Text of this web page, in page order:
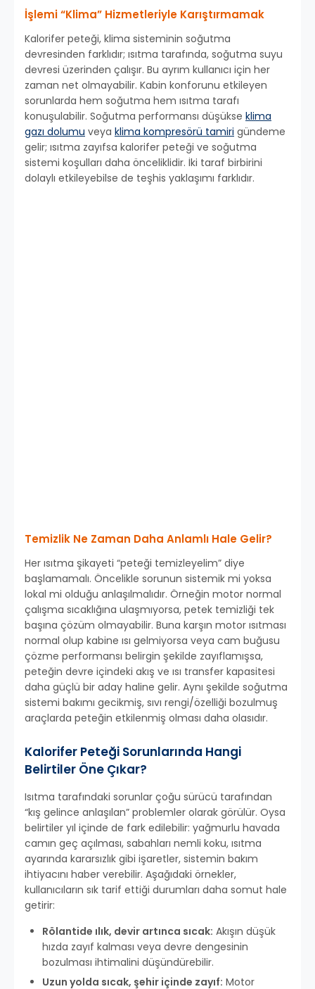
İşlemi “Klima” Hizmetleriyle Karıştırmamak
Kalorifer peteği, klima sisteminin soğutma
devresinden farklıdır; ısıtma tarafında, soğutma suyu
devresi üzerinden çalışır. Bu ayrım kullanıcı için her
zaman net olmayabilir. Kabin konforunu etkileyen
sorunlarda hem soğutma hem ısıtma tarafı
konuşulabilir. Soğutma performansı düşükse klima
gazı dolumu veya klima kompresörü tamiri gündeme
gelir; ısıtma zayıfsa kalorifer peteği ve soğutma
sistemi koşulları daha önceliklidir. İki taraf birbirini
dolaylı etkileyebilse de teşhis yaklaşımı farklıdır.
Temizlik Ne Zaman Daha Anlamlı Hale Gelir?
Her ısıtma şikayeti “peteği temizleyelim” diye
başlamamalı. Öncelikle sorunun sistemik mi yoksa
lokal mi olduğu anlaşılmalıdır. Örneğin motor normal
çalışma sıcaklığına ulaşmıyorsa, petek temizliği tek
başına çözüm olmayabilir. Buna karşın motor ısıtması
normal olup kabine ısı gelmiyorsa veya cam buğusu
çözme performansı belirgin şekilde zayıflamışsa,
peteğin devre içindeki akış ve ısı transfer kapasitesi
daha güçlü bir aday haline gelir. Aynı şekilde soğutma
sistemi bakımı gecikmiş, sıvı rengi/özelliği bozulmuş
araçlarda peteğin etkilenmiş olması daha olasıdır.
Kalorifer Peteği Sorunlarında Hangi
Belirtiler Öne Çıkar?
Isıtma tarafındaki sorunlar çoğu sürücü tarafından
“kış gelince anlaşılan” problemler olarak görülür. Oysa
belirtiler yıl içinde de fark edilebilir: yağmurlu havada
camın geç açılması, sabahları nemli koku, ısıtma
ayarında kararsızlık gibi işaretler, sistemin bakım
ihtiyacını haber verebilir. Aşağıdaki örnekler,
kullanıcıların sık tarif ettiği durumları daha somut hale
getirir:
Rölantide ılık, devir artınca sıcak: Akışın düşük
hızda zayıf kalması veya devre dengesinin
bozulması ihtimalini düşündürebilir.
Uzun yolda sıcak, şehir içinde zayıf: Motor